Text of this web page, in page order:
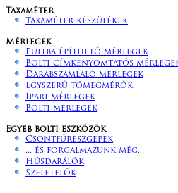
Taxaméter
Taxaméter készülékek
Mérlegek
Pultba építhető mérlegek
Bolti címkenyomtatós
Darabszámláló mérlegek
Egyszerű tömegmérők
Ipari mérlegek
Bolti mérlegek
Egyéb bolti eszközök
Csontfűrészgépek
... és forgalmazunk még.
Húsdarálók
Szeletelők